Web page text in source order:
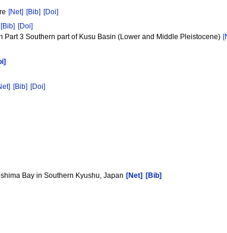
[Net] [Bib] [Doi]
[Bib] [Doi]
3 Southern part of Kusu Basin (Lower and Middle Pleistocene)
[Bib] [Doi]
Bay in Southern Kyushu, Japan [Net]
[Bib]